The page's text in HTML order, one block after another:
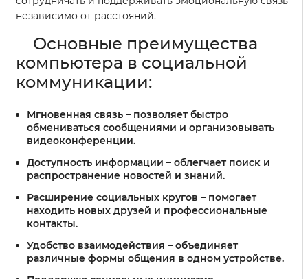
независимо от расстояний.
Основные преимущества
компьютера в социальной
коммуникации:
Мгновенная связь – позволяет быстро
обмениваться сообщениями и организовывать
видеоконференции.
Доступность информации – облегчает поиск и
распространение новостей и знаний.
Расширение социальных кругов – помогает
находить новых друзей и профессиональные
контакты.
Удобство взаимодействия – объединяет
различные формы общения в одном устройстве.